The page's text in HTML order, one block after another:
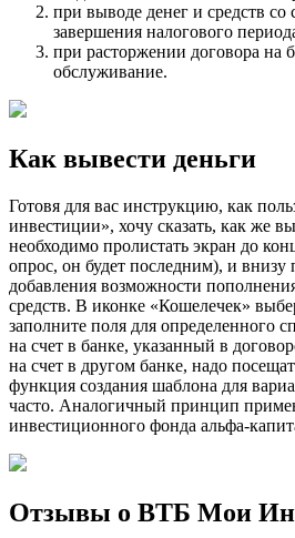
при выводе денег и средств со
завершения налогового
при расторжении договора на
обслуживание.
Как вывести деньги
Готовя для вас инструкцию, как
инвестиции», хочу сказать, как же
необходимо пролистать экран до
опрос, он будет последним), и внизу
добавления возможности
средств. В иконке «Кошелечек»
заполните поля для
на счет в банке, указанный в
на счет в другом банке, надо
функция создания шаблона для
часто. Аналогичный принцип
инвестиционного фонда альфа-
Отзывы о ВТБ Мои